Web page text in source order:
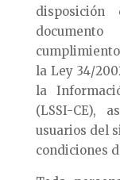
la Ley 34/
la
(LSSI-CE),
usuarios del
condiciones